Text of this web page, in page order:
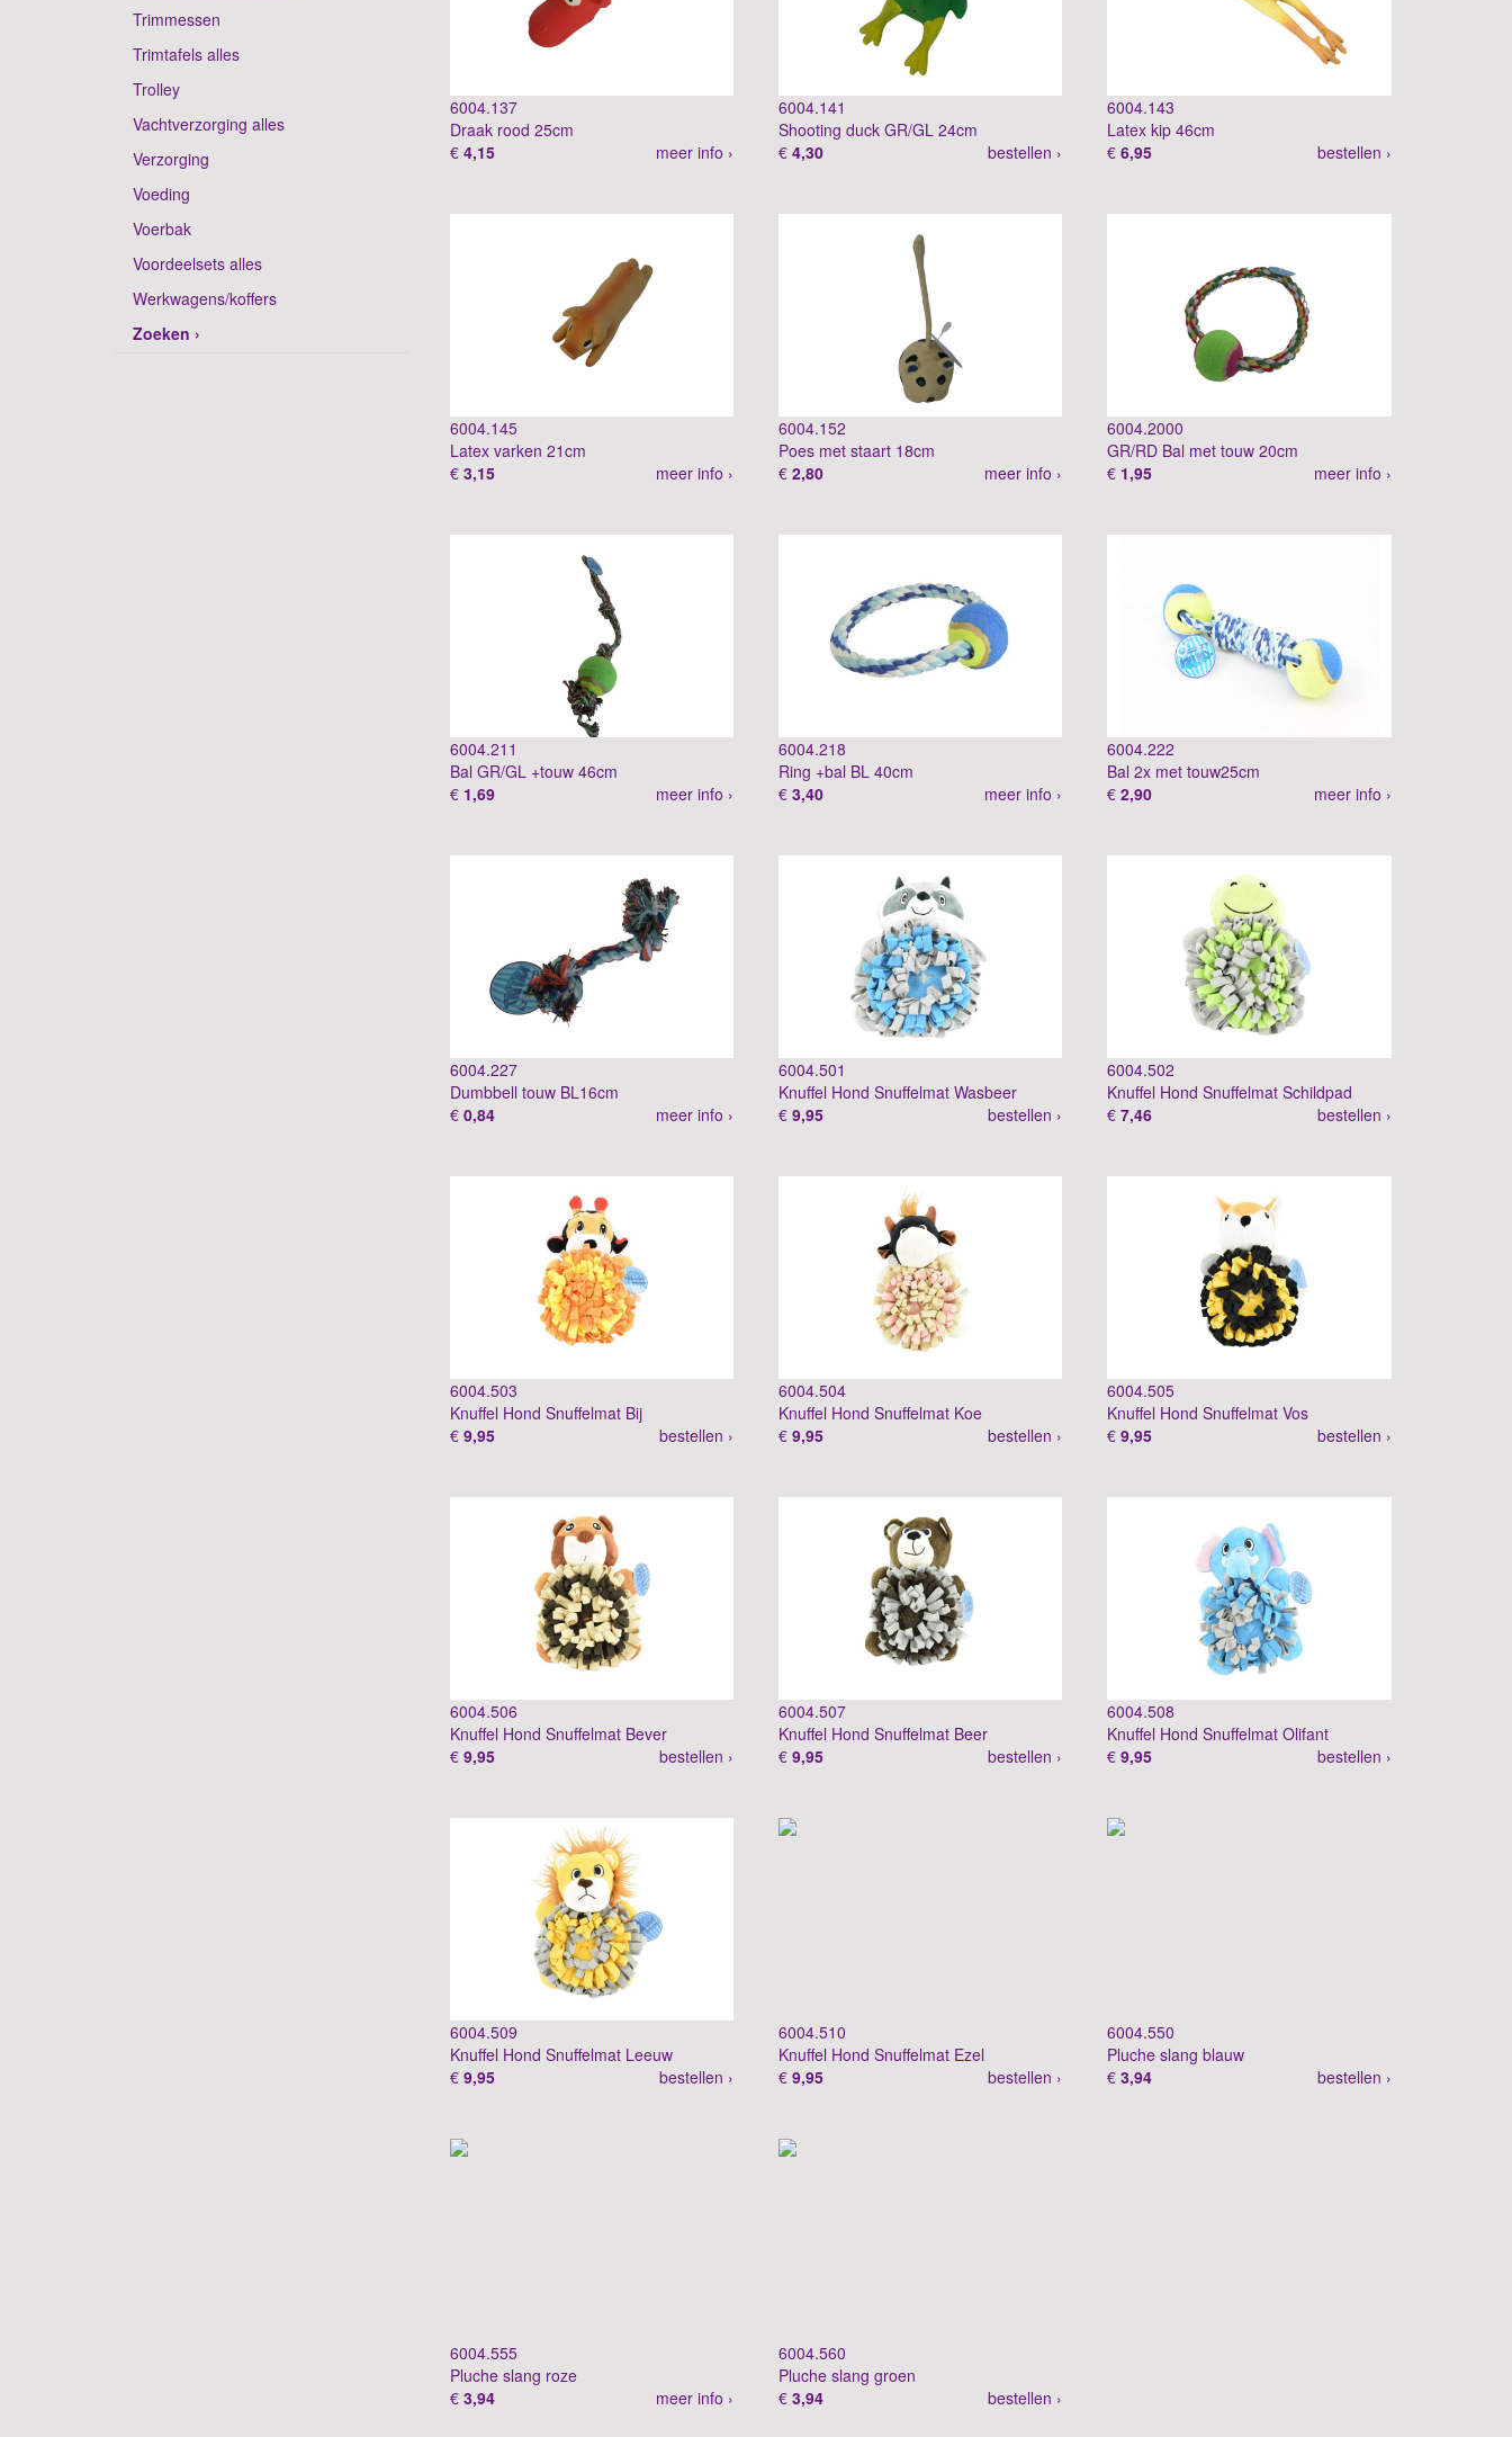
Trimmessen
Trimtafels alles
Trolley
Vachtverzorging alles
Verzorging
Voeding
Voerbak
Voordeelsets alles
Werkwagens/koffers
Zoeken ›
6004.137
Draak rood 25cm
meer info ›
€ 4,15
6004.141
Shooting duck GR/GL 24cm
bestellen ›
€ 4,30
6004.143
Latex kip 46cm
bestellen ›
€6,95
6004.145
Latex varken 21cm
meer info ›
€ 3,15
6004.152
Poes met staart 18cm
meer info ›
€ 2,80
6004.2000
GR/RD Bal met touw 20cm
meer info ›
€ 1,95
6004.211
Bal GR/GL +touw 46cm
meer info ›
€ 1,69
6004.218
Ring +bal BL 40cm
meer info ›
€ 3,40
6004.222
Bal 2x met touw25cm
meer info ›
€2,90
6004.227
Dumbbell touw BL16cm
meer info ›
€ 0,84
6004.501
Knuffel Hond Snuffelmat Wasbeer
bestellen ›
€ 9,95
6004.502
Knuffel Hond Snuffelmat Schildpad
bestellen ›
€7,46
6004.503
Knuffel Hond Snuffelmat Bij
bestellen ›
€ 9,95
6004.504
Knuffel Hond Snuffelmat Koe
bestellen ›
€ 9,95
6004.505
Knuffel Hond Snuffelmat Vos
bestellen ›
€9,95
6004.506
Knuffel Hond Snuffelmat Bever
bestellen ›
€ 9,95
6004.507
Knuffel Hond Snuffelmat Beer
bestellen ›
€ 9,95
6004.508
Knuffel Hond Snuffelmat Olifant
bestellen ›
€9,95
6004.509
Knuffel Hond Snuffelmat Leeuw
bestellen ›
€ 9,95
6004.510
Knuffel Hond Snuffelmat Ezel
bestellen ›
€ 9,95
6004.550
Pluche slang blauw
bestellen ›
€3,94
6004.555
Pluche slang roze
meer info ›
€ 3,94
6004.560
Pluche slang groen
bestellen ›
€ 3,94